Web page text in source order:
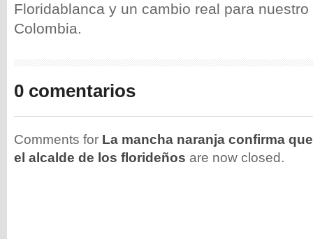
Floridablanca y un cambio real para
Colombia.
0 comentarios
Comments for La mancha naranja confirma
el alcalde de los florideños are now closed.